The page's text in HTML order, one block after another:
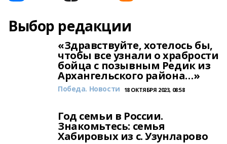
Выбор редакции
«Здравствуйте, хотелось бы,
чтобы все узнали о храбрости
бойца с позывным Редик из
Архангельского района…»
Победа. Новости 18 ОКТЯБРЯ 2023, 08:58
Год семьи в России.
Знакомьтесь: семья
Хабировых из с. Узунларово